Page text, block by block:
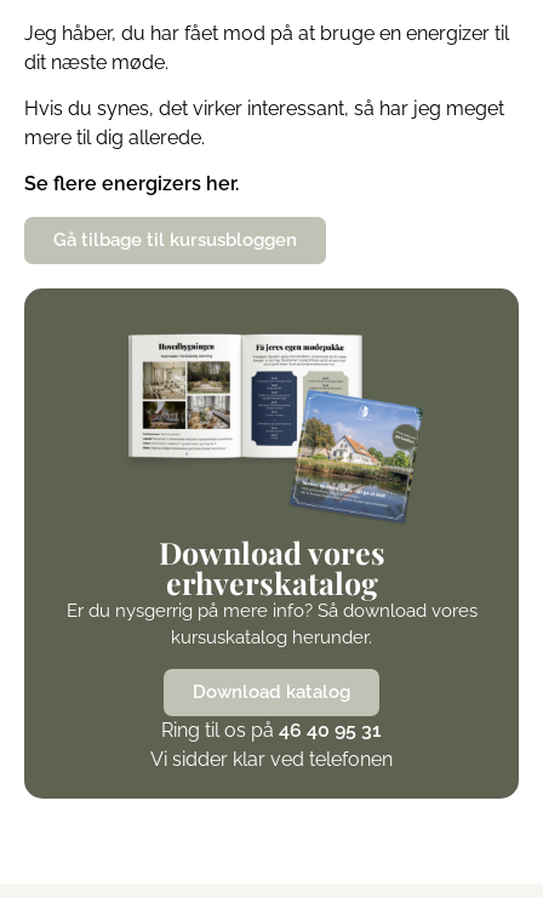
Jeg håber, du har fået mod på at bruge en energizer til
dit næste møde.
Hvis du synes, det virker interessant, så har jeg meget
mere til dig allerede.
Se flere energizers her.
Gå tilbage til kursusbloggen
Download vores
erhverskatalog
Er du nysgerrig på mere info? Så download vores
kursuskatalog herunder.
Download katalog
Ring til os på 46 40 95 31
Vi sidder klar ved telefonen